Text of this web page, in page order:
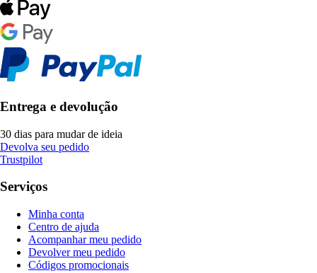
Entrega e devolução
30 dias para mudar de ideia
Devolva seu pedido
Trustpilot
Serviços
Minha conta
Centro de ajuda
Acompanhar meu pedido
Devolver meu pedido
Códigos promocionais